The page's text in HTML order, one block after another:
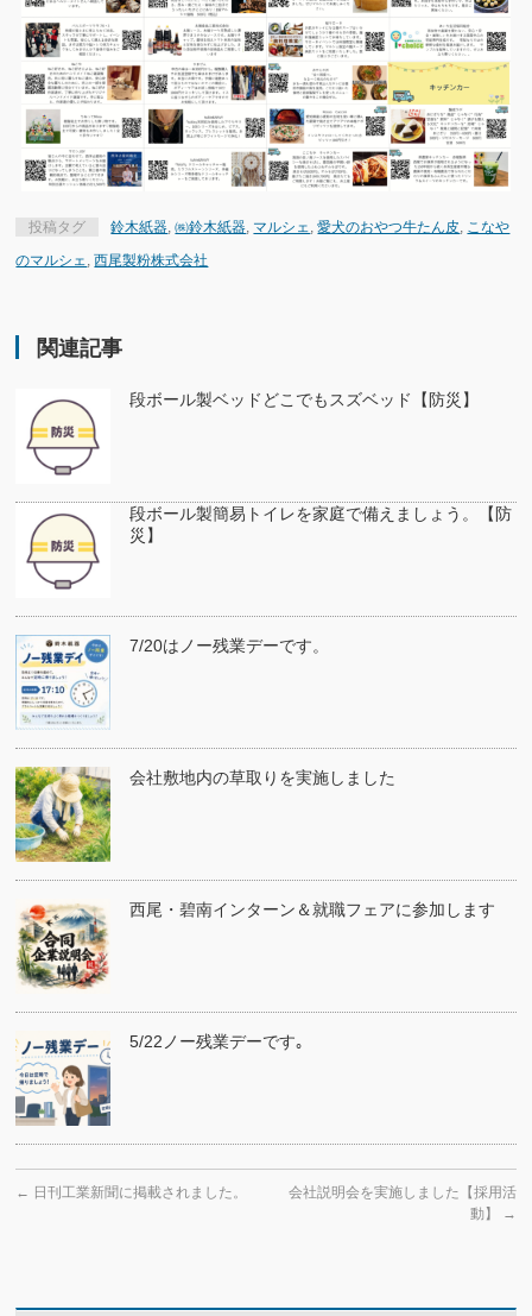
投稿タグ 鈴木紙器,㈱鈴木紙器, マルシェ,愛犬のおやつ牛たん皮, こなや
のマルシェ,西尾製粉株式会社
関連記事
段ボール製ベッドどこでもスズベッド【防災】
段ボール製簡易トイレを家庭で備えましょう。【防
災】
7/20はノー残業デーです。
会社敷地内の草取りを実施しました
西尾・碧南インターン＆就職フェアに参加します
5/22ノー残業デーです｡
← 日刊工業新聞に掲載されました。
会社説明会を実施しました【採用活
動】
→